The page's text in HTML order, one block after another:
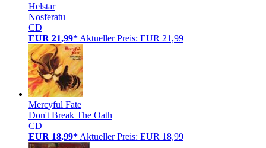
Helstar
Nosferatu
CD
EUR 21,99* Aktueller Preis: EUR 21,99
Mercyful Fate
Don't Break The Oath
CD
EUR 18,99* Aktueller Preis: EUR 18,99